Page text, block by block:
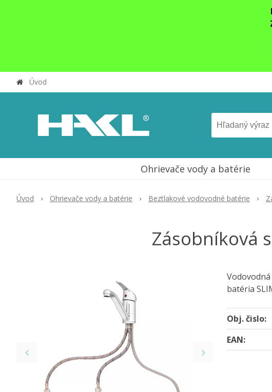
Úvod
Ohrievače vody a batérie
Úvod Ohrievače vody a batérie Beztlakové vodovodné batérie
Zásobníková
batéria
Obj. čislo:
EAN: